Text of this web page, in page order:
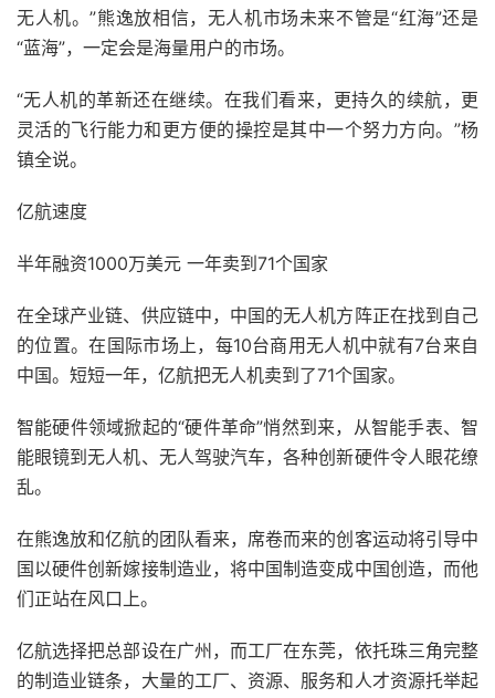
无人机。”熊逸放相信，无人机市场未来不管是“红海”还是
“蓝海”，一定会是海量用户的市场。
“无人机的革新还在继续。在我们看来，更持久的续航，更
灵活的飞行能力和更方便的操控是其中一个努力方向。”杨
镇全说。
亿航速度
半年融资1000万美元 一年卖到71个国家
在全球产业链、供应链中，中国的无人机方阵正在找到自己
的位置。在国际市场上，每10台商用无人机中就有7台来自
中国。短短一年，亿航把无人机卖到了71个国家。
智能硬件领域掀起的“硬件革命”悄然到来，从智能手表、智
能眼镜到无人机、无人驾驶汽车，各种创新硬件令人眼花缭
乱。
在熊逸放和亿航的团队看来，席卷而来的创客运动将引导中
国以硬件创新嫁接制造业，将中国制造变成中国创造，而他
们正站在风口上。
亿航选择把总部设在广州，而工厂在东莞，依托珠三角完整
的制造业链条，大量的工厂、资源、服务和人才资源托举起